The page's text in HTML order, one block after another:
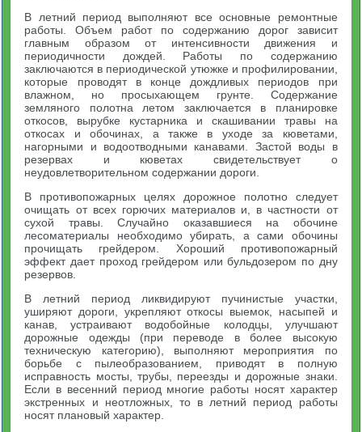
В летний период выполняют все основные ремонтные
работы. Объем работ по содержанию дорог зависит
главным образом от интенсивности движения и
периодичности дождей. Работы по содержанию
заключаются в периодической утюжке и профилировании,
которые проводят в конце дождливых периодов при
влажном, но просыхающем грунте. Содержание
земляного полотна летом заключается в планировке
откосов, вырубке кустарника и скашивании травы на
откосах и обочинах, а также в уходе за кюветами,
нагорными и водоотводными канавами. Застой воды в
резервах и кюветах свидетельствует о
неудовлетворительном содержании дороги.
В противопожарных целях дорожное полотно следует
очищать от всех горючих материалов и, в частности от
сухой травы. Случайно оказавшиеся на обочине
лесоматериалы необходимо убирать, а сами обочины
прочищать грейдером. Хороший противопожарный
эффект дает проход грейдером или бульдозером по дну
резервов.
В летний период ликвидируют пучинистые участки,
уширяют дороги, укрепляют откосы выемок, насыпей и
канав, устраивают водобойные колодцы, улучшают
дорожные одежды (при переводе в более высокую
техническую категорию), выполняют мероприятия по
борьбе с пылеобразованием, приводят в полную
исправность мосты, трубы, переезды и дорожные знаки.
Если в весенний период многие работы носят характер
экстренных и неотложных, то в летний период работы
носят плановый характер.